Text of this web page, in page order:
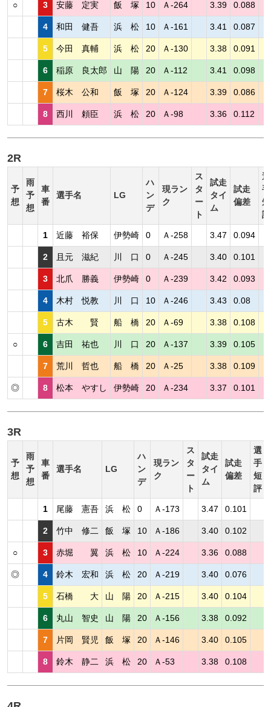
○ 3 安藤 定実 飯 塚 10 Ａ-264 3.39 0.088
4 和田 健吾 浜 松 10 Ａ-161 3.41 0.087
5 今田 真輔 浜 松 20 Ａ-130 3.38 0.091
6 稲原 良太郎 山 陽 20 Ａ-112 3.41 0.098
7 桜木 公和 飯 塚 20 Ａ-124 3.39 0.086
8 西川 頼臣 浜 松 20 Ａ-98 3.36 0.112
2R
予
想
雨
予
想
車
番
選手名 LG
ハ
ン
デ
現ラン
ク
ス
タ
ー
ト
試走
タイ
ム
試走
偏差
選
手
短
評
1 近藤 裕保 伊勢崎 0 Ａ-258 3.47 0.094
2 且元 滋紀 川 口 0 Ａ-245 3.40 0.101
3 北爪 勝義 伊勢崎 0 Ａ-239 3.42 0.093
4 木村 悦教 川 口 10 Ａ-246 3.43 0.08
5 古木 賢 船 橋 20 Ａ-69 3.38 0.108
○ 6 吉田 祐也 川 口 20 Ａ-137 3.39 0.105
7 荒川 哲也 船 橋 20 Ａ-25 3.38 0.109
◎ 8 松本 やすし 伊勢崎 20 Ａ-234 3.37 0.101
3R
予
想
雨
予
想
車
番
選手名 LG
ハ
ン
デ
現ラン
ク
ス
タ
ー
ト
試走
タイ
ム
試走
偏差
選
手
短
評
1 尾藤 憲吾 浜 松 0 Ａ-173 3.47 0.101
2 竹中 修二 飯 塚 10 Ａ-186 3.40 0.102
○ 3 赤堀 翼 浜 松 10 Ａ-224 3.36 0.088
◎ 4 鈴木 宏和 浜 松 20 Ａ-219 3.40 0.076
5 石橋 大 山 陽 20 Ａ-215 3.40 0.104
6 丸山 智史 山 陽 20 Ａ-156 3.38 0.092
7 片岡 賢児 飯 塚 20 Ａ-146 3.40 0.105
8 鈴木 静二 浜 松 20 Ａ-53 3.38 0.108